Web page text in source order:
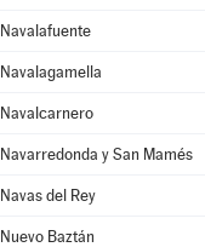
Navalafuente
Navalagamella
Navalcarnero
Navarredonda y San Mamés
Navas del Rey
Nuevo Baztán